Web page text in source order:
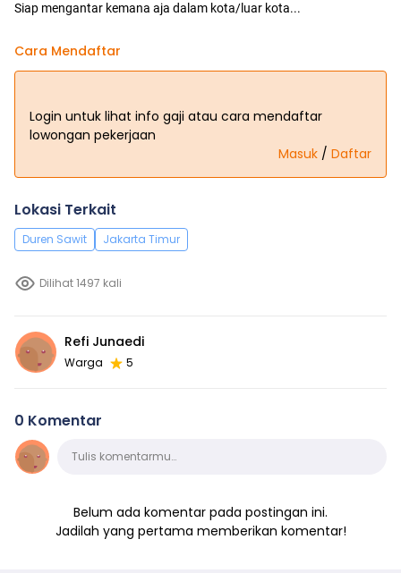
Siap mengantar kemana aja dalam kota/luar kota...
Cara Mendaftar
Login untuk lihat info gaji atau cara mendaftar
lowongan pekerjaan
Masuk / Daftar
Lokasi Terkait
Duren Sawit Jakarta Timur
Dilihat 1497 kali
Refi Junaedi
Warga 5
0 Komentar
KomentarTulis komentarmu…
Belum ada komentar pada postingan ini.
Jadilah yang pertama memberikan komentar!